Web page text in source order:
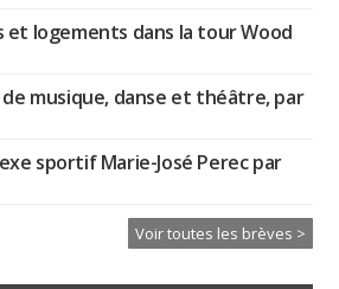
et logements dans la tour Wood
de musique, danse et théâtre, par
sportif Marie-José Perec par
Voir toutes les brèves >